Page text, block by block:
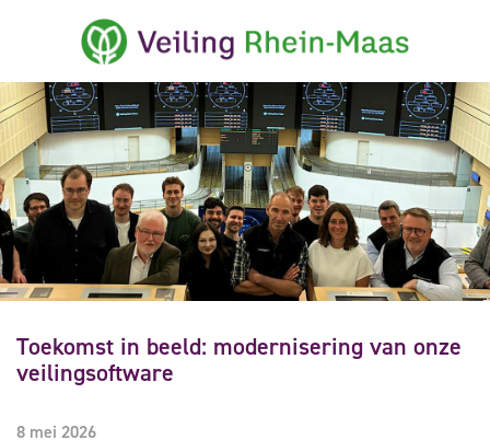
Toekomst in beeld: modernisering van onze
veilingsoftware
8 mei 2026